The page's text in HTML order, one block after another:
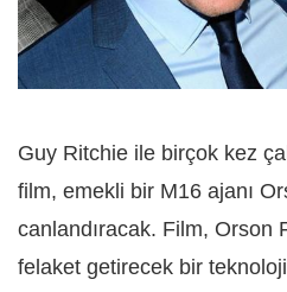
Guy Ritchie ile birçok kez
film, emekli bir M16 ajanı
canlandıracak. Film, Orson
felaket getirecek bir